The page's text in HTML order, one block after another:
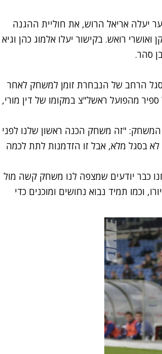
יעלה אריאל הרוש, את חוליית ההגנה
ואושרי רואש. בקישור יעלו אלמוג כהן וגיא
סהר.
הרחב של הנבחרת זומן למשחק לאחר
מהפועל ראשל"צ במקומו של דין מורי,
"זה משחק הכנה ראשון שלנו לפני
בסגל מלא, אבל זו הזדמנות לתת לכמה
כבר יודעים שמצפה לנו משחק קשה מול
וכמו תמיד נבוא נחושים ומוכנים כדי